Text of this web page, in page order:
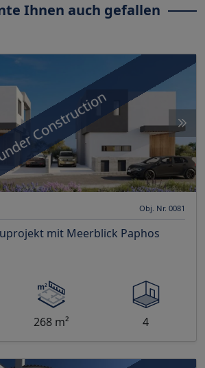
Ihnen auch gefallen
Construction
Obj. Nr. 0081
mit Meerblick Paphos
268 m² 4